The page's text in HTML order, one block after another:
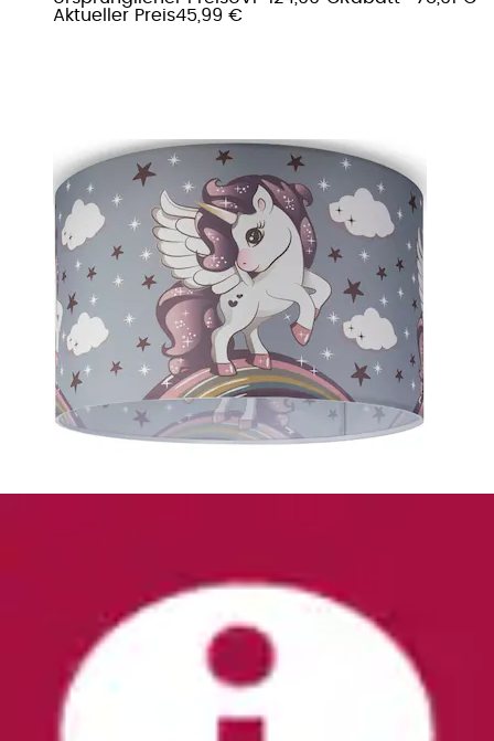
Aktueller Preis45,99 €
LED Deckenleuchte »Rizado« 1 Stk. Warmweiß
Effizienzklasse: F, 3-Stufen dimmbar per...
Ursprünglicher Preis
UVP 452,95 € Rabatt
Aktueller Preis
168,99 €